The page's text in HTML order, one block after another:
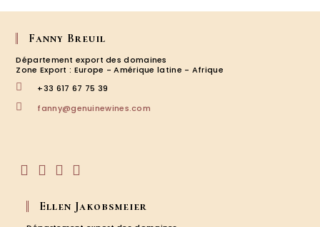
Fanny Breuil
Département export des domaines
Zone Export : Europe - Amérique latine - Afrique
+33 617 67 75 39
fanny@genuinewines.com
dans
un
nouvel
un
nouvel
un
nouvel
un
nouvel
Ellen Jakobsmeier